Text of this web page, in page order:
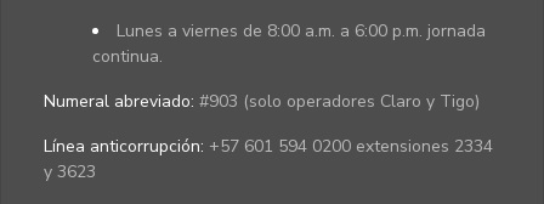
Lunes a viernes de 8:00 a.m. a 6:00 p.m. jornada
continua.
Numeral abreviado: #903 (solo operadores Claro y Tigo)
Línea anticorrupción: +57 601 594 0200 extensiones 2334
y 3623